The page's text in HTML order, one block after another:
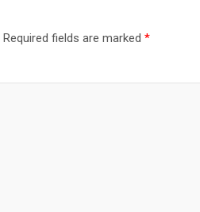
Required fields are marked *